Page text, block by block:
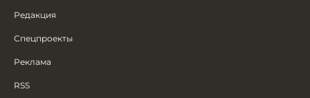
Редакция
Спецпроекты
Реклама
RSS